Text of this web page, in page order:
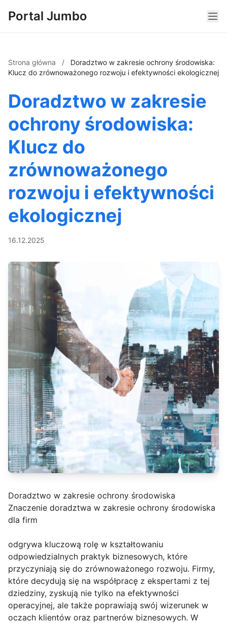
Portal Jumbo
Strona główna /
Doradztwo w zakresie ochrony środowiska:
Klucz do zrównoważonego rozwoju i efektywności ekologicznej
Doradztwo w zakresie
ochrony środowiska:
Klucz do
zrównoważonego
rozwoju i efektywności
ekologicznej
16.12.2025
Doradztwo w zakresie ochrony środowiska
Znaczenie doradztwa w zakresie ochrony środowiska
dla firm
odgrywa kluczową rolę w kształtowaniu
odpowiedzialnych praktyk biznesowych, które
przyczyniają się do zrównoważonego rozwoju. Firmy,
które decydują się na współpracę z ekspertami z tej
dziedziny, zyskują nie tylko na efektywności
operacyjnej, ale także poprawiają swój wizerunek w
oczach klientów oraz partnerów biznesowych. W